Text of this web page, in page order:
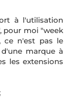
à l'utilisation
pour moi "week
ce n'est pas le
marque à
les extensions